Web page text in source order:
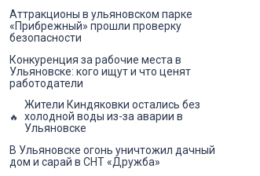
Аттракционы в ульяновском парке
«Прибрежный» прошли проверку
безопасности
Конкуренция за рабочие места в
Ульяновске: кого ищут и что ценят
работодатели
Жители Киндяковки остались без
холодной воды из-за аварии в
Ульяновске
В Ульяновске огонь уничтожил дачный
дом и сарай в СНТ «Дружба»